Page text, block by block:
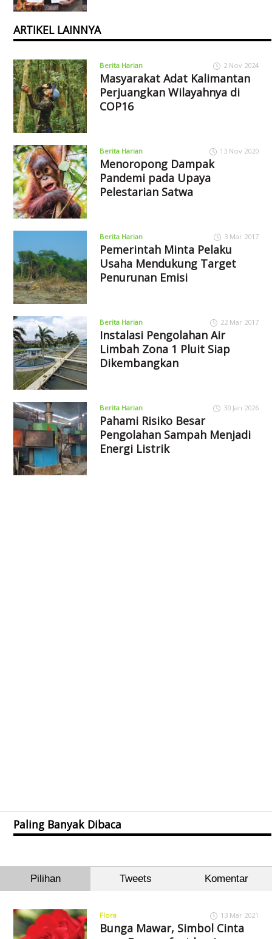
ARTIKEL LAINNYA
Berita Harian 2 Nov 2024
Masyarakat Adat Kalimantan
Perjuangkan Wilayahnya di
COP16
Berita Harian 13 Nov 2020
Menoropong Dampak
Pandemi pada Upaya
Pelestarian Satwa
Berita Harian 3 Mar 2017
Pemerintah Minta Pelaku
Usaha Mendukung Target
Penurunan Emisi
Berita Harian 22 Mar 2017
Instalasi Pengolahan Air
Limbah Zona 1 Pluit Siap
Dikembangkan
Berita Harian 30 Jan 2026
Pahami Risiko Besar
Pengolahan Sampah Menjadi
Energi Listrik
Paling Banyak Dibaca
Pilihan Tweets Komentar
Flora 13 Mar 2021
Bunga Mawar, Simbol Cinta